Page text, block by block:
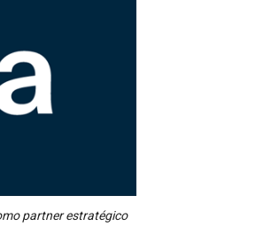
partner estratégico